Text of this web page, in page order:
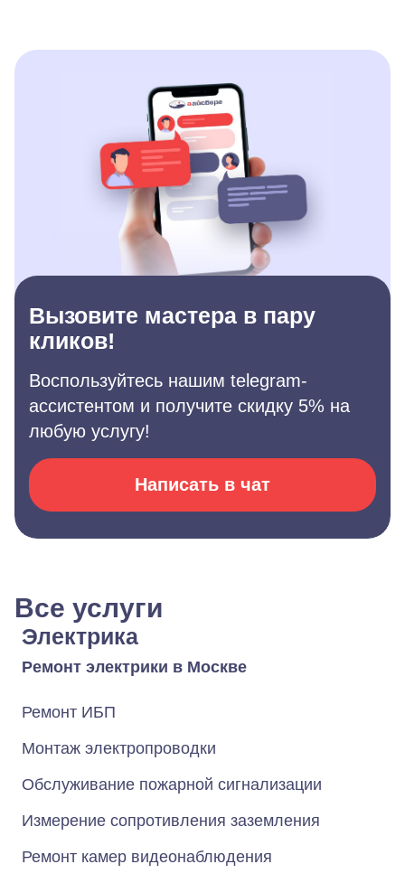
Вызовите мастера в пару
кликов!
Воспользуйтесь нашим telegram-
ассистентом и получите скидку 5% на
любую услугу!
Написать в чат
Все услуги
Электрика
Ремонт электрики в Москве
Ремонт ИБП
Монтаж электропроводки
Обслуживание пожарной сигнализации
Измерение сопротивления заземления
Ремонт камер видеонаблюдения